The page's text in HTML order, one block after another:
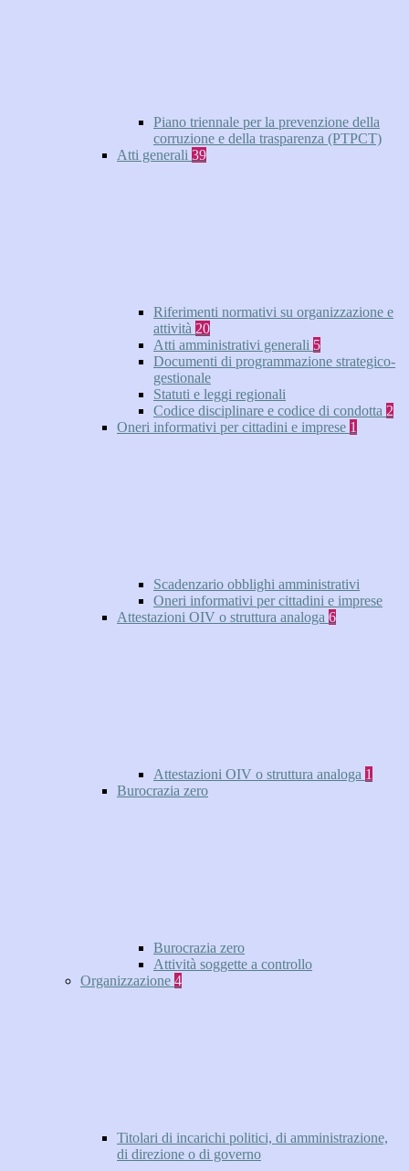
Piano triennale per la prevenzione della
corruzione e della trasparenza (PTPCT)
Atti generali 39
Riferimenti normativi su organizzazione e
attività 20
Atti amministrativi generali 5
Documenti di programmazione strategico-
gestionale
Statuti e leggi regionali
Codice disciplinare e codice di condotta 2
Oneri informativi per cittadini e imprese 1
Scadenzario obblighi amministrativi
Oneri informativi per cittadini e imprese
Attestazioni OIV o struttura analoga 6
Attestazioni OIV o struttura analoga 1
Burocrazia zero
Burocrazia zero
Attività soggette a controllo
Organizzazione 4
Titolari di incarichi politici, di amministrazione,
di direzione o di governo